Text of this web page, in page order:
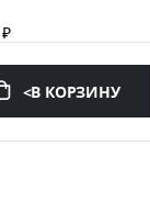
<В КОРЗИНУ